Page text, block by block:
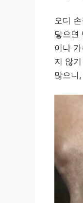
오디
닿으면
이나
지 않
많으니